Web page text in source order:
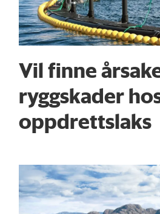
Vil finne
ryggskader
oppdrettslaks